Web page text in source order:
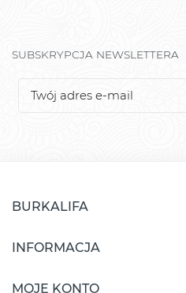
SUBSKRYPCJA NEWSLETTERA
BURKALIFA
INFORMACJA
MOJE KONTO